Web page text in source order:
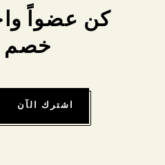
كن عضواً
خصم 10٪
اشترك الآن